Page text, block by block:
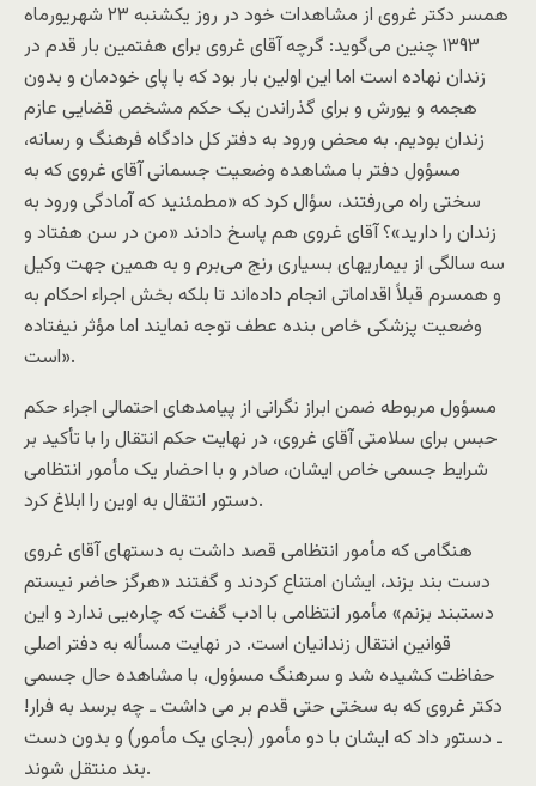
همسر دکتر غروی از مشاهدات خود در روز یکشنبه ۲۳ شهریورماه
۱۳۹۳ چنین می‌گوید: گرچه آقای غروی برای هفتمین بار قدم در
زندان نهاده است اما این اولین بار بود که با پای خودمان و بدون
هجمه و یورش و برای گذراندن یک حکم مشخص قضایی عازم
زندان بودیم. به محض ورود به دفتر کل دادگاه فرهنگ و رسانه،
مسؤول دفتر با مشاهده وضعیت جسمانی آقای غروی که به
سختی راه می‌رفتند، سؤال کرد که «مطمئنید که آمادگی ورود به
زندان را دارید»؟ آقای غروی هم پاسخ دادند «من در سن هفتاد و
سه سالگی از بیماریهای بسیاری رنج می‌برم و به همین جهت وکیل
و همسرم قبلاً اقداماتی انجام داده‌اند تا بلکه بخش اجراء احکام به
وضعیت پزشکی خاص بنده عطف توجه نمایند اما مؤثر نیفتاده
است».
مسؤول مربوطه ضمن ابراز نگرانی از پیامدهای احتمالی اجراء حکم
حبس برای سلامتی آقای غروی، در نهایت حکم انتقال را با تأکید بر
شرایط جسمی خاص ایشان، صادر و با احضار یک مأمور انتظامی
دستور انتقال به اوین را ابلاغ کرد.
هنگامی که مأمور انتظامی قصد داشت به دستهای آقای غروی
دست بند بزند، ایشان امتناع کردند و گفتند «هرگز حاضر نیستم
دستبند بزنم» مأمور انتظامی با ادب گفت که چاره‌یی ندارد و این
قوانین انتقال زندانیان است. در نهایت مسأله به دفتر اصلی
حفاظت کشیده شد و سرهنگ مسؤول، با مشاهده حال جسمی
دکتر غروی که به سختی حتی قدم بر می داشت ـ چه برسد به فرار!
ـ دستور داد که ایشان با دو مأمور (بجای یک مأمور) و بدون دست
بند منتقل شوند.